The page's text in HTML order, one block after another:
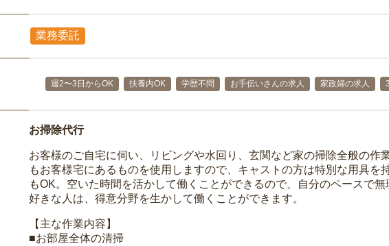
業務委託
週2〜3日からOK 扶養内OK 学歴不問 お手伝いさんの求人 家政婦の求人
お掃除代行
お客様のご自宅に伺い、リビングや水回り、玄関など家の掃除全般の作
もお客様宅にあるものを使用しますので、キャストの方は特別な用具を
もOK。空いた時間を活かして働くことができるので、自分のペースで
好きな人は、得意分野を生かして働くことができます。
【主な作業内容】
■お部屋全体の清掃